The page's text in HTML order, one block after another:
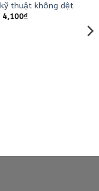
thuật không dệt
Giá
gốc
4,100₫Giá